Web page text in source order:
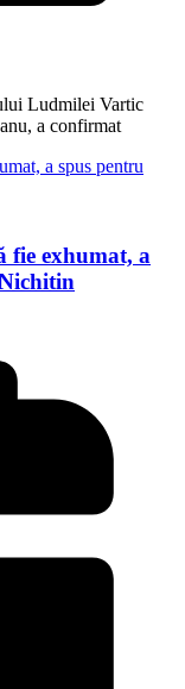
Ludmilei Vartic
a confirmat
fie exhumat, a